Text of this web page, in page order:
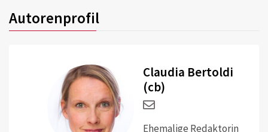
Autorenprofil
Claudia Bertoldi
(cb)
Ehemalige Redaktorin